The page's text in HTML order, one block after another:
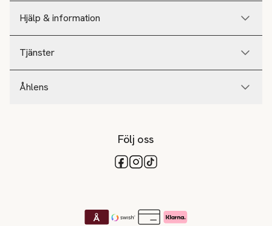
Hjälp & information
Tjänster
Åhlens
Följ oss